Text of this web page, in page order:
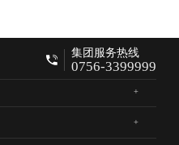
集团服务热线
0756-3399999